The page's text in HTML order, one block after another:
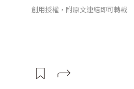
創用授權，附原文連結即可轉載